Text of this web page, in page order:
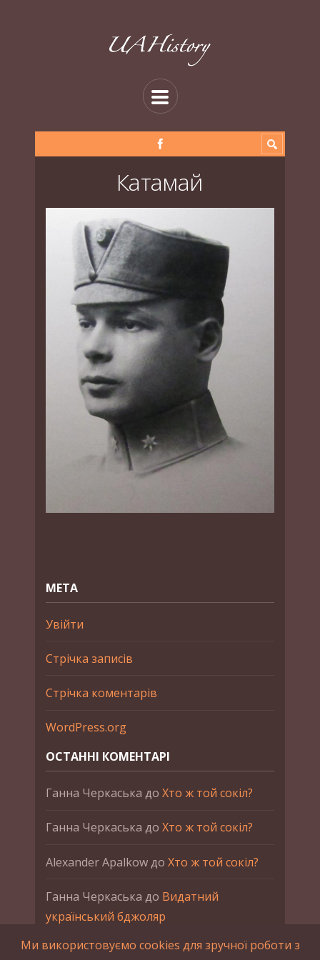
Катамай
МЕТА
Увійти
Стрічка записів
Стрічка коментарів
WordPress.org
ОСТАННІ КОМЕНТАРІ
Ганна Черкаська до Хто ж той сокіл?
Ганна Черкаська до Хто ж той сокіл?
Alexander Apalkowдо Хто ж той сокіл?
Ганна Черкаська до Видатний
український бджоляр
Ганна ЧеркаськадоПетро Франко
Ми використовуємо cookies для зручної роботи з